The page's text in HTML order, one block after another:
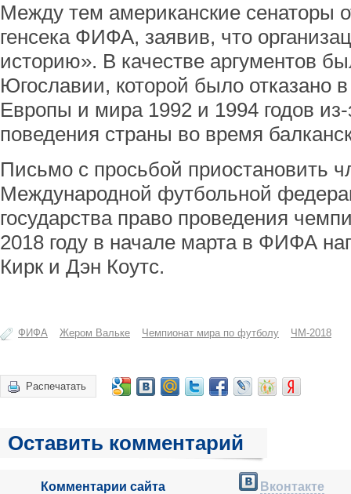
Между тем американские сенаторы
генсека ФИФА, заявив, что
историю». В качестве аргументов
Югославии, которой было отказано
Европы и мира 1992 и 1994 годов из-
поведения страны во время
Письмо с просьбой приостановить
Международной футбольной
государства право проведения
2018 году в начале марта в ФИФА
Кирк и Дэн Коутс.
ФИФА Жером Вальке Чемпионат мира по футболу ЧМ-2018
Распечатать
Оставить комментарий
Комментарии сайта Вконтакте